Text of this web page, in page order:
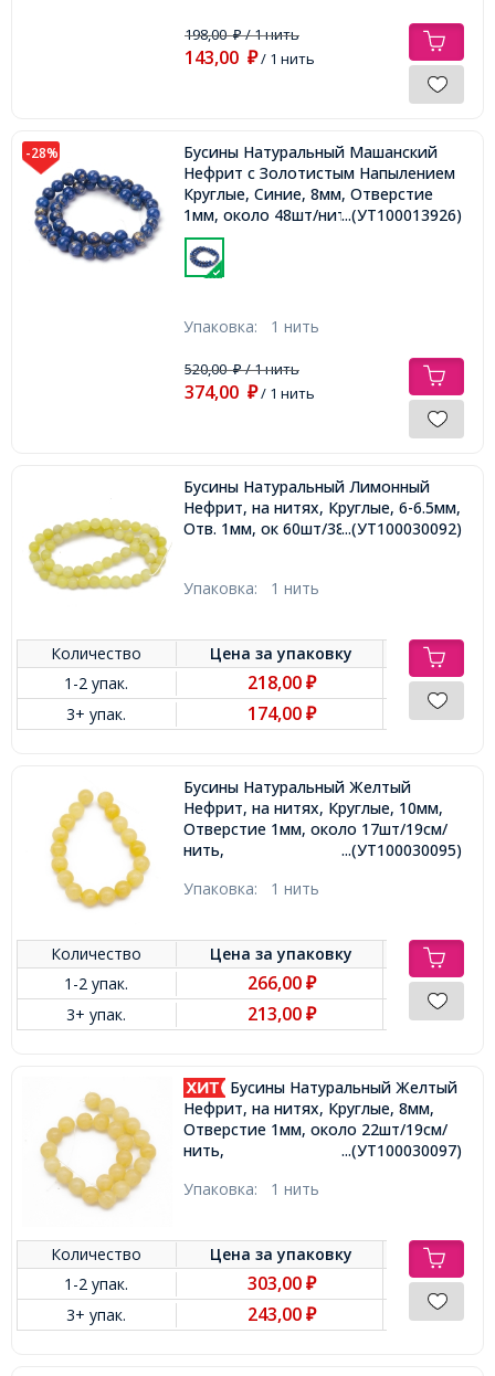
198,00₽/ 1 нить
143,00 ₽/ 1 нить
-28%
Бусины Натуральный Машанский
Нефрит с Золотистым Напылением
Круглые, Синие, 8мм, Отверстие
1мм, около 48шт/нить,...(УТ100013926)
Упаковка: 1 нить
520,00₽/ 1 нить
374,00 ₽/ 1 нить
Бусины Натуральный Лимонный
Нефрит, на нитях, Круглые, 6-6.5мм,
Отв. 1мм, ок 60шт/38см/нить,
...(УТ100030092)
Упаковка: 1 нить
Количество Цена заупаковку
1-2 упак.
218,00 ₽
3+ упак. 174,00 ₽
Бусины Натуральный Желтый
Нефрит, на нитях, Круглые, 10мм,
Отверстие 1мм, около 17шт/19см/
нить,
...(УТ100030095)
Упаковка: 1 нить
Количество Цена заупаковку
1-2 упак.
266,00 ₽
3+ упак. 213,00 ₽
Бусины Натуральный Желтый
Нефрит, на нитях, Круглые, 8мм,
Отверстие 1мм, около 22шт/19см/
нить,
...(УТ100030097)
Упаковка: 1 нить
Количество Цена заупаковку
1-2 упак.
303,00 ₽
3+ упак. 243,00 ₽